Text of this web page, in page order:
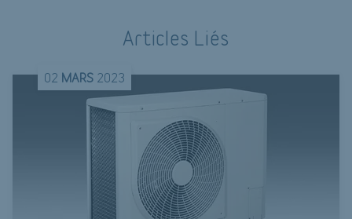
Articles Liés
02 MARS 2023